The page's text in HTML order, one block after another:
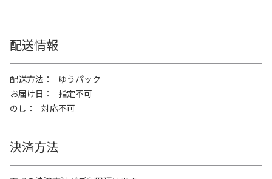
配送情報
配送方法
ゆうパック
お届け日
指定不可
のし
対応不可
決済方法